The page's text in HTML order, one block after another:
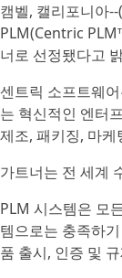
캠벨, 캘리포니아--(
PLM(Centric
너로 선정됐다고
센트릭 소프트웨
는 혁신적인 엔터
제조, 패키징, 마
가트너는 전 세계
PLM 시스템은 모
템으로는 충족하
품 출시, 인증 및